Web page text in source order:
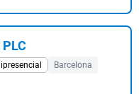
Barcelona